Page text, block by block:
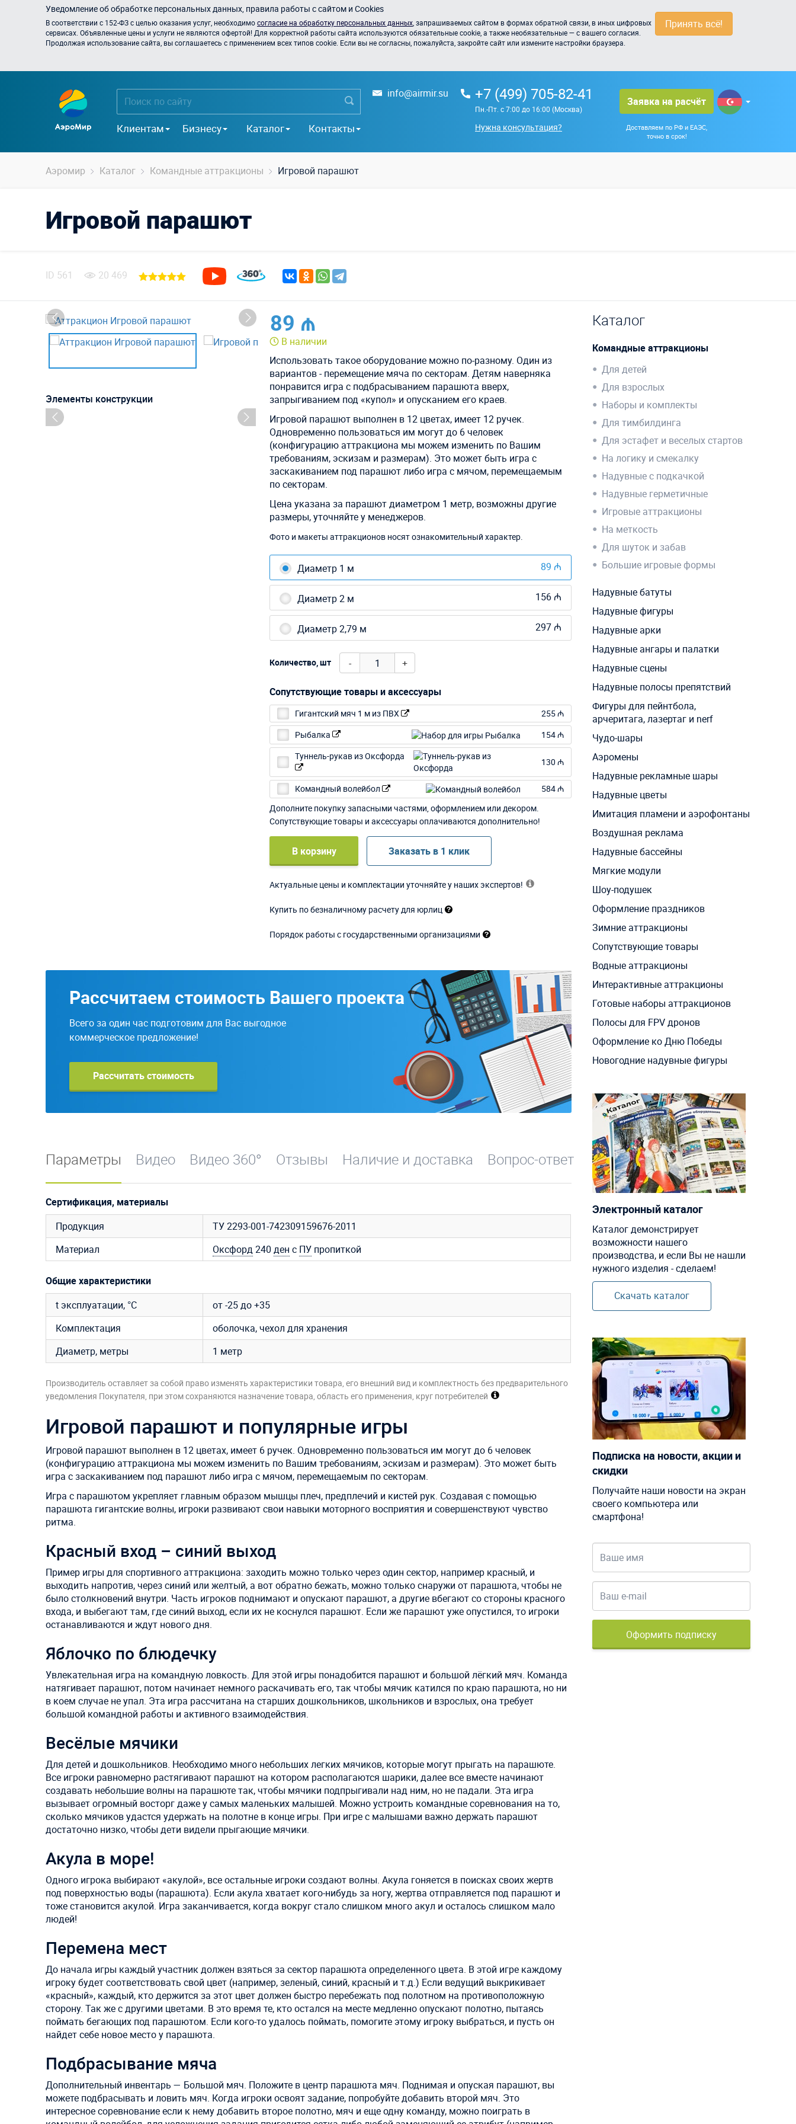
Принять всё!
Уведомление об обработке персональных данных, правила работы с сайтом и Cookies
В соответствии с 152-ФЗ с целью оказания услуг, необходимосогласие на обработку персональных данных , запрашиваемых сайтом в формах обратной связи, в иных цифровых
сервисах. Объявленные цены и услуги не являются офертой! Для корректной работы сайта используются обязательные cookie, а также необязательные — с вашего согласия.
Продолжая использование сайта, вы соглашаетесь с применением всех типов cookie. Если вы не согласны, пожалуйста, закройте сайт или измените настройки браузера.
Клиентам Бизнесу Каталог Контакты
info@airmir.su +7 (499) 705-82-41
Пн.-Пт. с 7:00 до 16:00 (Москва)
Нужна консультация?
Заявка на расчёт
Доставляем по РФ и ЕАЭС,
точно в срок!
Аэромир Каталог Командные аттракционы Игровой парашют
Игровой парашют
ID 561 20 469
Элементы конструкции
89 ₼
В наличии
Использовать такое оборудование можно по-разному. Один из
вариантов - перемещение мяча по секторам. Детям наверняка
понравится игра с подбрасыванием парашюта вверх,
запрыгиванием под «купол» и опусканием его краев.
Игровой парашют выполнен в 12 цветах, имеет 12 ручек.
Одновременно пользоваться им могут до 6 человек
(конфигурацию аттракциона мы можем изменить по Вашим
требованиям, эскизам и размерам). Это может быть игра с
заскакиванием под парашют либо игра с мячом, перемещаемым
по секторам.
Цена указана за парашют диаметром 1 метр, возможны другие
размеры, уточняйте у менеджеров.
Фото и макеты аттракционов носят ознакомительный характер.
Диаметр 1 м 89 ₼
Диаметр 2 м 156 ₼
Диаметр 2,79 м 297 ₼
Количество, шт - +
Сопутствующие товары и аксессуары
Гигантский мяч 1 м из ПВХ
255 ₼
Рыбалка
154 ₼
Туннель-рукав из Оксфорда
130 ₼
Командный волейбол
584 ₼
Дополните покупку запасными частями, оформлением или декором.
Сопутствующие товары и аксессуары оплачиваются дополнительно!
В корзину Заказать в 1 клик
Актуальные цены и комплектации уточняйте у наших экспертов!
Купить по безналичному расчету для юрлиц
Порядок работы с государственными организациями
Рассчитаем стоимость Вашего проекта
Всего за один час подготовим для Вас выгодное
коммерческое предложение!
Рассчитать стоимость
Параметры Видео Видео 360° Отзывы Наличие и доставка Вопрос-ответ
Сертификация, материалы
Продукция
ТУ 2293-001-742309159676-2011
Материал
Оксфорд240 ден с ПУ пропиткой
Общие характеристики
t эксплуатации, °C
от -25 до +35
Комплектация
оболочка, чехол для хранения
Диаметр, метры
1 метр
Производитель оставляет за собой право изменять характеристики товара, его внешний вид и комплектность без предварительного
уведомления Покупателя, при этом сохраняются назначение товара, область его применения, круг потребителей
Игровой парашют и популярные игры
Игровой парашют выполнен в 12 цветах, имеет 6 ручек. Одновременно пользоваться им могут до 6 человек
(конфигурацию аттракциона мы можем изменить по Вашим требованиям, эскизам и размерам). Это может быть
игра с заскакиванием под парашют либо игра с мячом, перемещаемым по секторам.
Игра с парашютом укрепляет главным образом мышцы плеч, предплечий и кистей рук. Создавая с помощью
парашюта гигантские волны, игроки развивают свои навыки моторного восприятия и совершенствуют чувство
ритма.
Красный вход – синий выход
Пример игры для спортивного аттракциона: заходить можно только через один сектор, например красный, и
выходить напротив, через синий или желтый, а вот обратно бежать, можно только снаружи от парашюта, чтобы не
было столкновений внутри. Часть игроков поднимают и опускают парашют, а другие вбегают со стороны красного
входа, и выбегают там, где синий выход, если их не коснулся парашют. Если же парашют уже опустился, то игроки
останавливаются и ждут нового дня.
Яблочко по блюдечку
Увлекательная игра на командную ловкость. Для этой игры понадобится парашют и большой лёгкий мяч. Команда
натягивает парашют, потом начинает немного раскачивать его, так чтобы мячик катился по краю парашюта, но ни
в коем случае не упал. Эта игра рассчитана на старших дошкольников, школьников и взрослых, она требует
большой командной работы и активного взаимодействия.
Весёлые мячики
Для детей и дошкольников. Необходимо много небольших легких мячиков, которые могут прыгать на парашюте.
Все игроки равномерно растягивают парашют на котором располагаются шарики, далее все вместе начинают
создавать небольшие волны на парашюте так, чтобы мячики подпрыгивали над ним, но не падали. Эта игра
вызывает огромный восторг даже у самых маленьких малышей. Можно устроить командные соревнования на то,
сколько мячиков удастся удержать на полотне в конце игры. При игре с малышами важно держать парашют
достаточно низко, чтобы дети видели прыгающие мячики.
Акула в море!
Одного игрока выбирают «акулой», все остальные игроки создают волны. Акула гоняется в поисках своих жертв
под поверхностью воды (парашюта). Если акула хватает кого-нибудь за ногу, жертва отправляется под парашют и
тоже становится акулой. Игра заканчивается, когда вокруг стало слишком много акул и осталось слишком мало
людей!
Перемена мест
До начала игры каждый участник должен взяться за сектор парашюта определенного цвета. В этой игре каждому
игроку будет соответствовать свой цвет (например, зеленый, синий, красный и т.д.) Если ведущий выкрикивает
«красный», каждый, кто держится за этот цвет должен быстро перебежать под полотном на противоположную
сторону. Так же с другими цветами. В это время те, кто остался на месте медленно опускают полотно, пытаясь
поймать бегающих под парашютом. Если кого-то удалось поймать, помогите этому игроку выбраться, и пусть он
найдет себе новое место у парашюта.
Подбрасывание мяча
Дополнительный инвентарь — Большой мяч. Положите в центр парашюта мяч. Поднимая и опуская парашют, вы
можете подбрасывать и ловить мяч. Когда игроки освоят задание, попробуйте добавить второй мяч. Это
интересное соревнование если к нему добавить второе полотно, мяч и еще одну команду, можно поиграть в
Каталог
Командные аттракционы
Для детей
Для взрослых
Наборы и комплекты
Для тимбилдинга
Для эстафет и веселых стартов
На логику и смекалку
Надувные с подкачкой
Надувные герметичные
Игровые аттракционы
На меткость
Для шуток и забав
Большие игровые формы
Надувные батуты
Надувные фигуры
Надувные арки
Надувные ангары и палатки
Надувные сцены
Надувные полосы препятствий
Фигуры для пейнтбола,
арчеритага, лазертаг и nerf
Чудо-шары
Аэромены
Надувные рекламные шары
Надувные цветы
Имитация пламени и аэрофонтаны
Воздушная реклама
Надувные бассейны
Мягкие модули
Шоу-подушек
Оформление праздников
Зимние аттракционы
Сопутствующие товары
Водные аттракционы
Интерактивные аттракционы
Готовые наборы аттракционов
Полосы для FPV дронов
Оформление ко Дню Победы
Новогодние надувные фигуры
Электронный каталог
Каталог демонстрирует
возможности нашего
производства, и если Вы не нашли
нужного изделия - сделаем!
Скачать каталог
Подписка на новости, акции и
скидки
Получайте наши новости на экран
своего компьютера или
смартфона!
Оформить подписку